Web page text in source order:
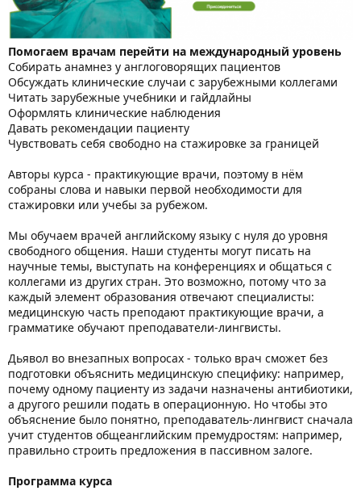
Помогаем врачам перейти на международный уровень
Собирать анамнез у англоговорящих пациентов
Обсуждать клинические случаи с зарубежными коллегами
Читать зарубежные учебники и гайдлайны
Оформлять клинические наблюдения
Давать рекомендации пациенту
Чувствовать себя свободно на стажировке за границей
Авторы курса - практикующие врачи, поэтому в нём
собраны слова и навыки первой необходимости для
стажировки или учебы за рубежом.
Мы обучаем врачей английскому языку с нуля до уровня
свободного общения. Наши студенты могут писать на
научные темы, выступать на конференциях и общаться с
коллегами из других стран. Это возможно, потому что за
каждый элемент образования отвечают специалисты:
медицинскую часть преподают практикующие врачи, а
грамматике обучают преподаватели-лингвисты.
Дьявол во внезапных вопросах - только врач сможет без
подготовки объяснить медицинскую специфику: например,
почему одному пациенту из задачи назначены антибиотики,
а другого решили подать в операционную. Но чтобы это
объяснение было понятно, преподаватель-лингвист сначала
учит студентов общеанглийским премудростям: например,
правильно строить предложения в пассивном залоге.
Программа курса